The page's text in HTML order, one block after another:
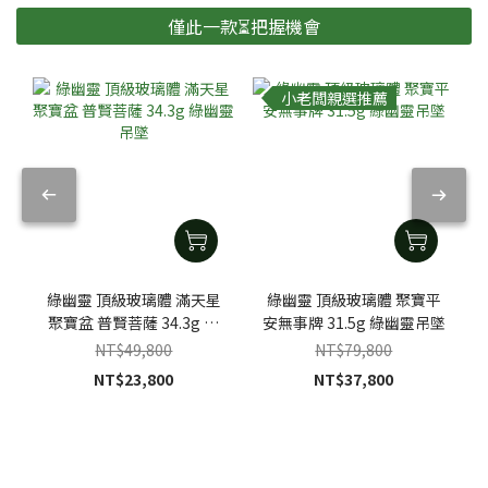
僅此一款⏳把握機會
綠幽靈 頂級玻璃體 滿天星
聚寶盆 普賢菩薩 34.3g 綠
幽靈吊墜
NT$49,800
NT$23,800
小老闆親選推薦
綠幽靈 頂級玻璃體 聚寶平
安無事牌 31.5g 綠幽靈吊墜
NT$79,800
NT$37,800